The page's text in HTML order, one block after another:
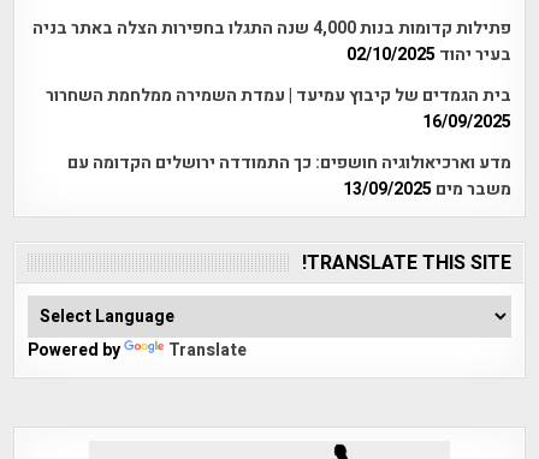
פתילות קדומות בנות 4,000 שנה התגלו בחפירות הצלה באתר בניה
בעיר יהוד 02/10/2025
בית הגמדים של קיבוץ עמיעד | עמדת השמירה ממלחמת השחרור
16/09/2025
מדע וארכיאולוגיה חושפים: כך התמודדה ירושלים הקדומה עם
משבר מים 13/09/2025
TRANSLATE THIS SITE!
Powered by Translate